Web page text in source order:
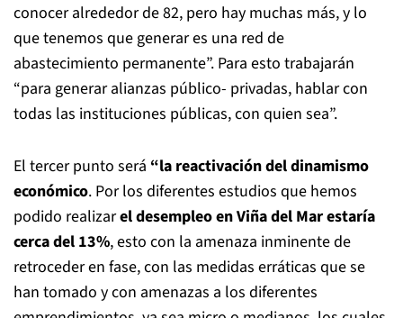
conocer alrededor de 82, pero hay muchas más, y lo
que tenemos que generar es una red de
abastecimiento permanente”. Para esto trabajarán
“para generar alianzas público- privadas, hablar con
todas las instituciones públicas, con quien sea”.
El tercer punto será “la reactivación del dinamismo
económico. Por los diferentes estudios que hemos
podido realizarel desempleo en Viña del Mar estaría
cerca del 13%, esto con la amenaza inminente de
retroceder en fase, con las medidas erráticas que se
han tomado y con amenazas a los diferentes